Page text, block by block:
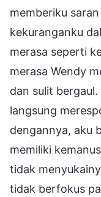
memberiku
kekuranganku
merasa seperti
merasa Wendy
dan sulit
langsung
dengannya, aku
memiliki
tidak
tidak berfokus